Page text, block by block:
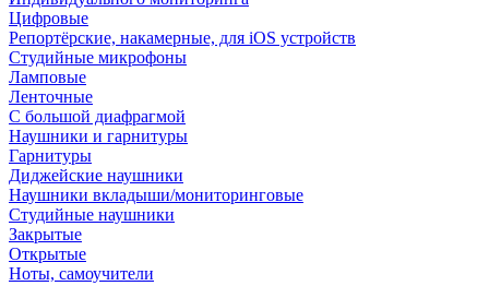
Цифровые
Репортёрские, накамерные, для iOS устройств
Студийные микрофоны
Ламповые
Ленточные
С большой диафрагмой
Наушники и гарнитуры
Гарнитуры
Диджейские наушники
Наушники вкладыши/мониторинговые
Студийные наушники
Закрытые
Открытые
Ноты, самоучители